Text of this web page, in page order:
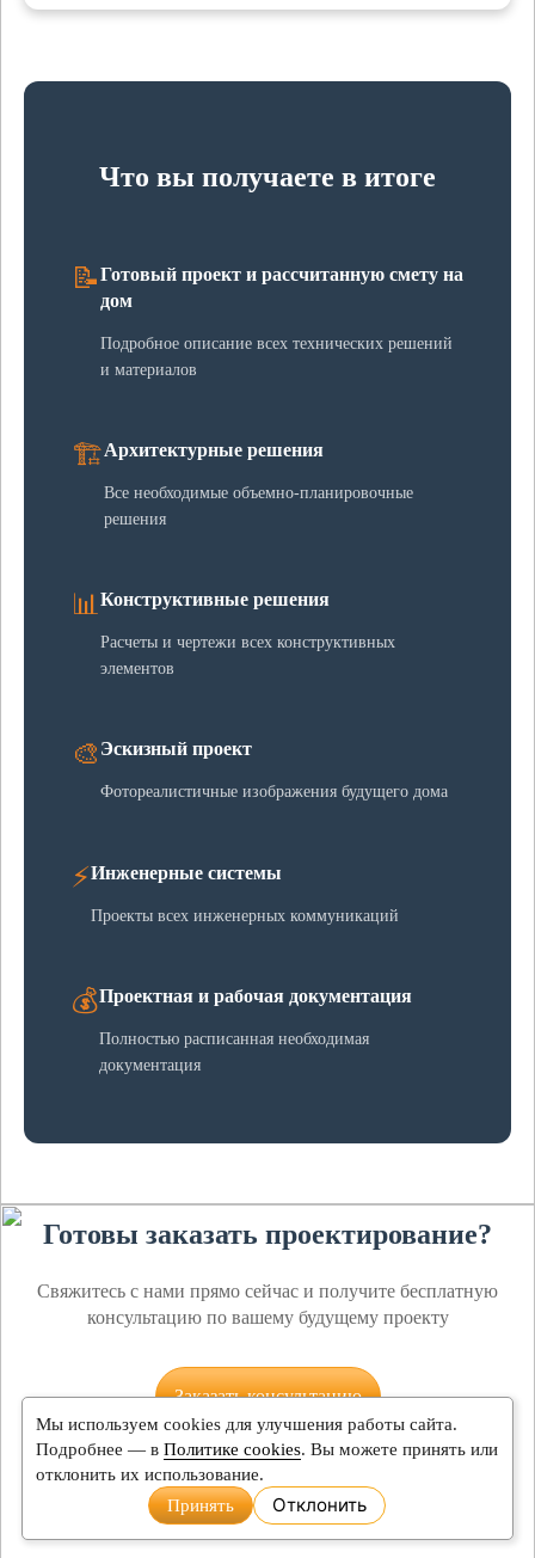
Что вы получаете в итоге
📝Готовый проект и рассчитанную смету на
дом
Подробное описание всех технических решений
и материалов
🏗️Архитектурные решения
Все необходимые объемно-планировочные
решения
📊 Конструктивные решения
Расчеты и чертежи всех конструктивных
элементов
🎨 Эскизный проект
Фотореалистичные изображения будущего дома
⚡Инженерные системы
Проекты всех инженерных коммуникаций
💰Проектная и рабочая документация
Полностью расписанная необходимая
документация
Готовы заказать проектирование?
Свяжитесь с нами прямо сейчас и получите бесплатную
консультацию по вашему будущему проекту
Заказать консультацию
Мы используем cookies для улучшения работы сайта.
Подробнее — вПолитике cookies. Вы можете принять или
отклонить их использование.
Принять
Отклонить